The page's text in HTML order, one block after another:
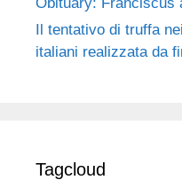
Il tentativo di truffa
italiani realizzata da
Tagcloud